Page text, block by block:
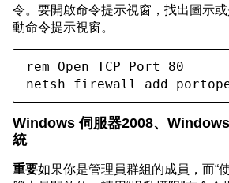
令。要開啟命令提示視窗，找出圖示
動命令提示視窗。
rem Open TCP Port 80
netsh firewall add
Windows 伺服器2008、
統
重要如果你是管理員群組的成員，而“